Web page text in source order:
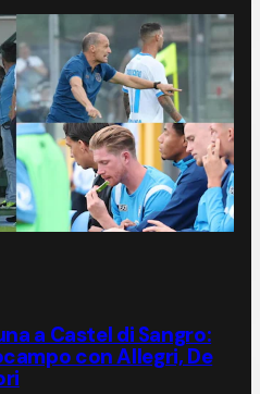
a Castel di Sangro:
con Allegri, De